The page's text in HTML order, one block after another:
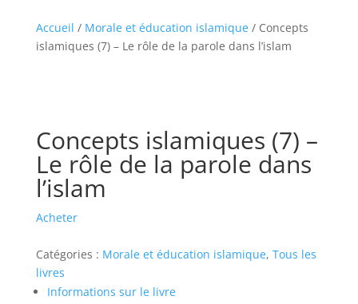
Accueil / Morale et éducation islamique/ Concepts
islamiques (7) – Le rôle de la parole dans l’islam
Concepts islamiques (7) –
Le rôle de la parole dans
l’islam
Acheter
Catégories : Morale et éducation islamique, Tous les
livres
Informations sur le livre